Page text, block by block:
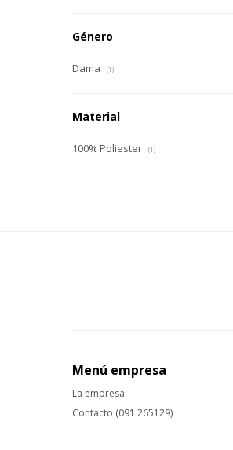
Género
Dama (1)
Material
100% Poliester (1)
Menú empresa
La empresa
Contacto (091 265129)